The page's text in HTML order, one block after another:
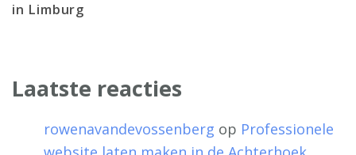
in Limburg
Laatste reacties
rowenavandevossenberg op Professionele